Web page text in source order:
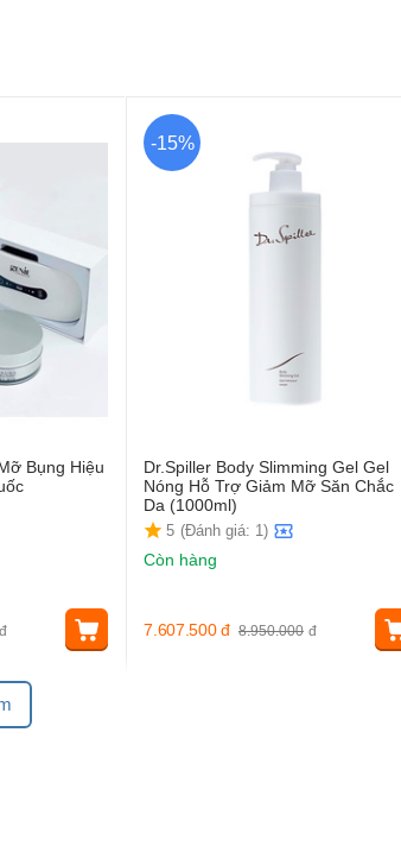
Bụng Hiệu
đ
-15%
Dr.Spiller Body Slimming Gel Gel
Nóng Hỗ Trợ Giảm Mỡ Săn Chắc
Da (1000ml)
5 (Đánh giá: 1)
Còn hàng
8.950.000 đ
7.607.500 đ